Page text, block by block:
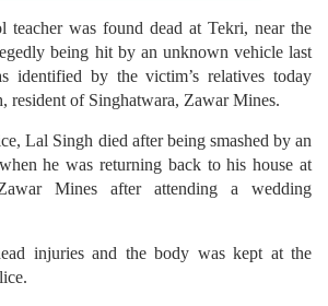
teacher was found dead at Tekri, near the
being hit by an unknown vehicle last
identified by the victim’s relatives today
resident of Singhatwara, Zawar Mines.
Lal Singh died after being smashed by an
he was returning back to his house at
Mines after attending a wedding
injuries and the body was kept at the